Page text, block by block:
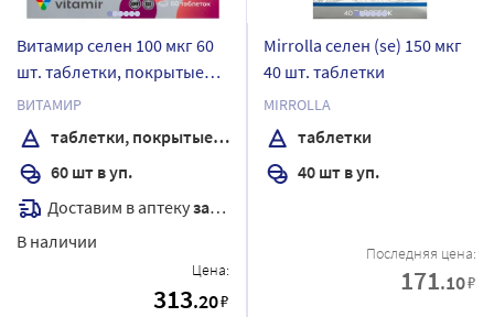
Витамир селен 100 мкг 60
шт. таблетки, покрытые
оболочкой массой 103 мг
ВИТАМИР
таблетки, покрытые оболочкой
60 шт в уп.
Доставим в аптекузавтра
В наличии
Цена:
313.20₽
Mirrolla селен (se) 150 мкг
40 шт. таблетки
MIRROLLA
таблетки
40 шт в уп.
Последняя цена:
171.10₽